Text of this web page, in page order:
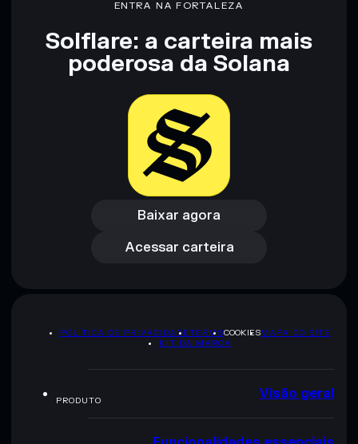
Aviso legal: Esta informação é apenas para fins educativos e
não constitui aconselhamento financeiro. Faz sempre a tua
ENTRA NA FORTALEZA
Solflare: a carteira mais
poderosa da Solana
Baixar agora
Baixar agora
Acessar carteira
Acessar carteira
POLÍTICA DE PRIVACIDADETERMSCOOKIESMAPA DO SITE
KIT DA MARCA
PRODUTO Visão geral